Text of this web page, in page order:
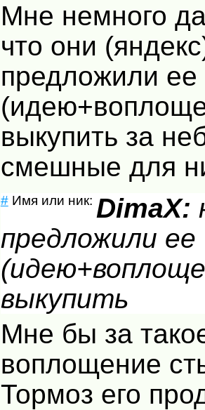
Мне немного
что они
предложили ее
выкупить за
смешные для
#Имя или ник: DimaX:
предложили ее
выкупить
Мне бы за
воплощение
Тормоз его